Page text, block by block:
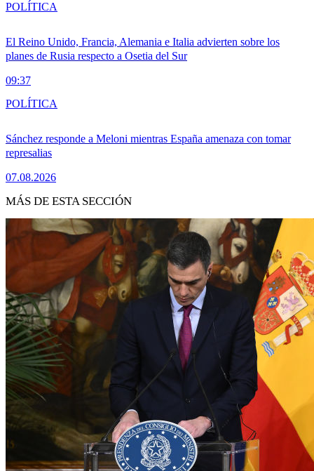
El Reino Unido, Francia, Alemania e Italia advierten sobre los
planes de Rusia respecto a Osetia del Sur
09:37
POLÍTICA
Sánchez responde a Meloni mientras España amenaza con tomar
represalias
07.08.2026
POLÍTICA
MÁS DE ESTA SECCIÓN